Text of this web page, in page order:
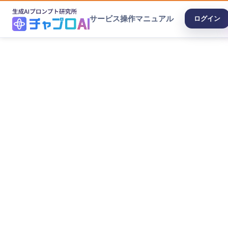
サービス操作マニュアル ログイン